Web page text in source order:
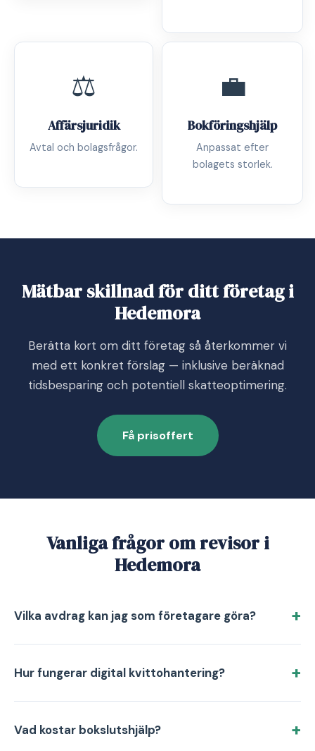
⚖️
Affärsjuridik
Avtal och bolagsfrågor.
💼
Bokföringshjälp
Anpassat efter
bolagets storlek.
Mätbar skillnad för ditt företag i
Hedemora
Berätta kort om ditt företag så återkommer vi
med ett konkret förslag — inklusive beräknad
tidsbesparing och potentiell skatteoptimering.
Få prisoffert
Vanliga frågor om revisor i
Hedemora
Vilka avdrag kan jag som företagare göra?
Hur fungerar digital kvittohantering?
Vad kostar bokslutshjälp?